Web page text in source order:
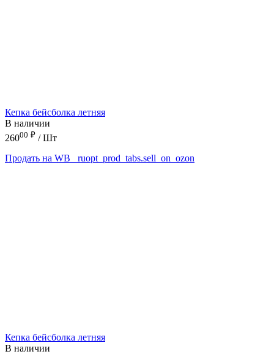
Кепка бейсболка летняя
В наличии
26000 ₽ / Шт
Продать на WB
_ruopt_prod_tabs.sell_on_ozon
Кепка бейсболка летняя
В наличии